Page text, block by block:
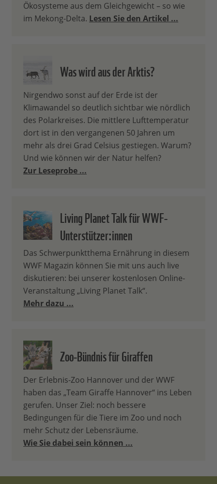
Ökosysteme aus dem Gleichgewicht – so wie
im Mekong-Delta. Lesen Sie den Artikel ...
Was wird aus der Arktis?
Nirgendwo sonst auf der Erde ist der
Klimawandel so deutlich sichtbar wie nördlich
des Polarkreises. Die mittlere Lufttemperatur
dort ist in den vergangenen 50 Jahren um
mehr als drei Grad Celsius gestiegen. Warum?
Und wie können wir der Natur helfen?
Zur Leseprobe ...
Living Planet Talk für WWF-
Unterstützer:innen
Das Schwerpunktthema Ernährung in diesem
WWF Magazin können Sie mit uns auch live
diskutieren: bei unserer kostenlosen Online-
Veranstaltung „Living Planet Talk“.
Mehr dazu ...
Zoo-Bündnis für Giraffen
Der Erlebnis-Zoo Hannover und der WWF
haben das „Team Giraffe Hannover“ ins Leben
gerufen. Unser Ziel: noch bessere
Bedingungen für die Tiere im Zoo und noch
mehr Schutz der Lebensräume.
Wie Sie dabei sein können ...